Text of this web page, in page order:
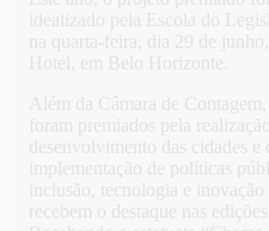
idealizado pela Escola do
na quarta-feira, dia 29 de
Hotel, em Belo Horizonte.
Além da Câmara de
foram premiados pela
desenvolvimento das cidades e
implementação de políticas
inclusão, tecnologia e
recebem o destaque nas